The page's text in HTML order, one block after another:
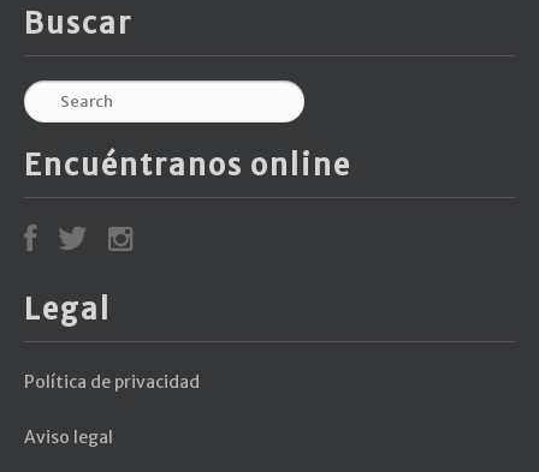
Buscar
Encuéntranos online
Legal
Política de privacidad
Aviso legal